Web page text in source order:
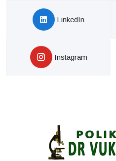
LinkedIn
Instagram